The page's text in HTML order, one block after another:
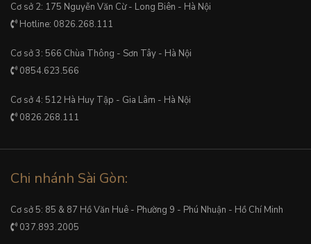
Cơ sở 2: 175 Nguyễn Văn Cừ - Long Biên - Hà Nội
Hotline: 0826.268.111
Cơ sở 3: 566 Chùa Thông - Sơn Tây - Hà Nội
0854.623.566
Cơ sở 4: 512 Hà Huy Tập - Gia Lâm - Hà Nội
0826.268.111
Chi nhánh Sài Gòn:
Cơ sở 5: 85 & 87 Hồ Văn Huê - Phường 9 - Phú Nhuận - Hồ Chí Minh
037.893.2005